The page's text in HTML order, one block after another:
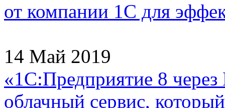
от компании 1С для
14 Май 2019
«1С:Предприятие 8
облачный сервис, который